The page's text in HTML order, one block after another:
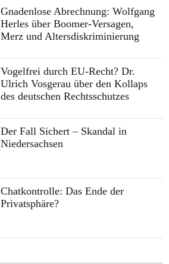
Gnadenlose Abrechnung: Wolfgang
Herles über Boomer-Versagen,
Merz und Altersdiskriminierung
Vogelfrei durch EU-Recht? Dr.
Ulrich Vosgerau über den Kollaps
des deutschen Rechtsschutzes
Der Fall Sichert – Skandal in
Niedersachsen
Chatkontrolle: Das Ende der
Privatsphäre?